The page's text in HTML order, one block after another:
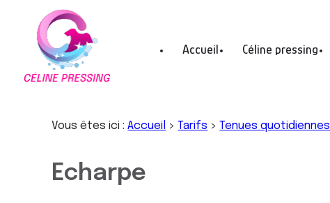
Accueil Céline pressing
Vous êtes ici :Accueil >Tarifs >Tenues quotidiennes
Echarpe
Panneau de gestion des cookies